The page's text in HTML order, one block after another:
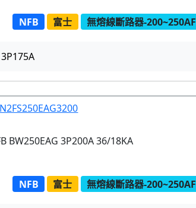
NFB 富士 無熔線斷路器-200~250AF
N2FS250EAG3200
BW250EAG 3P200A 36/18KA
NFB 富士 無熔線斷路器-200~250AF